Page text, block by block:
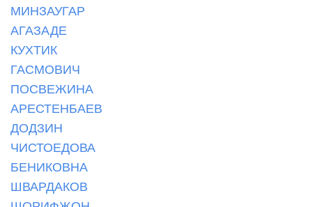
МИНЗАУГАР
АГАЗАДЕ
КУХТИК
ГАСМОВИЧ
ПОСВЕЖИНА
АРЕСТЕНБАЕВ
ДОДЗИН
ЧИСТОЕДОВА
БЕНИКОВНА
ШВАРДАКОВ